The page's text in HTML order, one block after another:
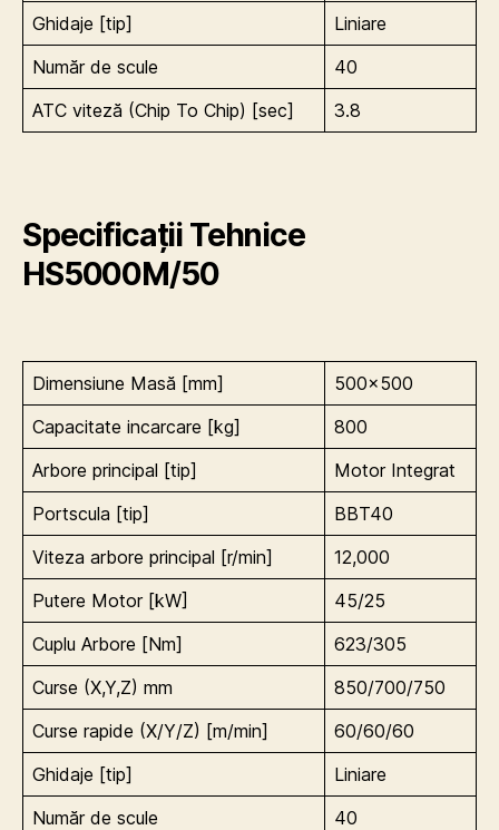
Ghidaje [tip]
Liniare
Număr de scule
40
ATC viteză (Chip To Chip) [sec]
3.8
Specificații Tehnice
HS5000M/50
Dimensiune Masă [mm]
500×500
Capacitate incarcare [kg]
800
Arbore principal [tip]
Motor Integrat
Portscula [tip]
BBT40
Viteza arbore principal [r/min]
12,000
Putere Motor [kW]
45/25
Cuplu Arbore [Nm]
623/305
Curse (X,Y,Z) mm
850/700/750
Curse rapide (X/Y/Z) [m/min]
60/60/60
Ghidaje [tip]
Liniare
Număr de scule
40